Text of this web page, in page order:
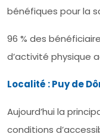
bénéfiques pour la
96 % des
d’activité physique
Localité : Puy de
Aujourd’hui la
conditions